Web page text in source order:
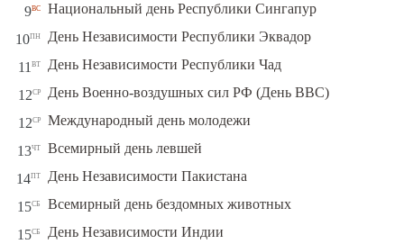
9вс Национальный день Республики Сингапур
10пн День Независимости Республики Эквадор
11 вт День Независимости Республики Чад
12ср День Военно-воздушных сил РФ (День ВВС)
12ср Международный день молодежи
13чт Всемирный день левшей
14пт День Независимости Пакистана
15сб Всемирный день бездомных животных
15сб День Независимости Индии